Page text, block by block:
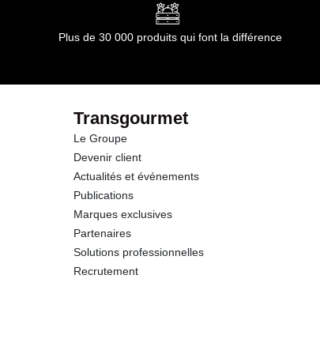
Plus de 30 000 produits qui font la différence
Transgourmet
Le Groupe
Devenir client
Actualités et événements
Publications
Marques exclusives
Partenaires
Solutions professionnelles
Recrutement